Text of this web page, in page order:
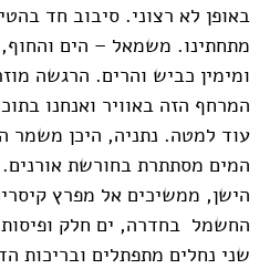
באופן לא רצוני. סיבוב חד
מתחתינו. משמאל – הים
ומימין כביש והרים. הרגשה
המרחף הזה באוויר ואנחנו
עוד למטה. נתניה, היכן משמר
המים מסתתרת בחורשת
הישן, ממשיכים אל מפרץ
החשמל בחדרה, ים חלק
שני נחלים מתפתלים ובריכות